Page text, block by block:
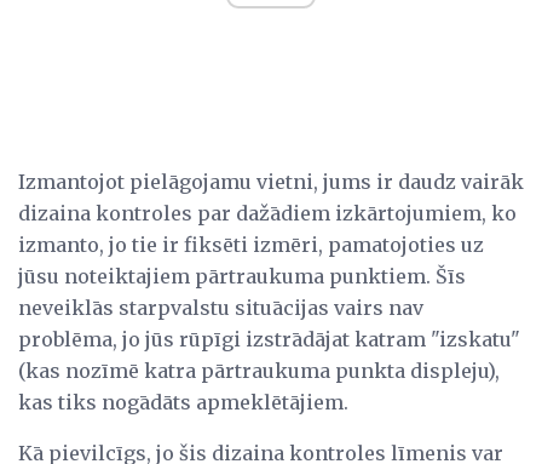
Izmantojot pielāgojamu vietni, jums ir daudz vairāk
dizaina kontroles par dažādiem izkārtojumiem, ko
izmanto, jo tie ir fiksēti izmēri, pamatojoties uz
jūsu noteiktajiem pārtraukuma punktiem. Šīs
neveiklās starpvalstu situācijas vairs nav
problēma, jo jūs rūpīgi izstrādājat katram "izskatu"
(kas nozīmē katra pārtraukuma punkta displeju),
kas tiks nogādāts apmeklētājiem.
Kā pievilcīgs, jo šis dizaina kontroles līmenis var